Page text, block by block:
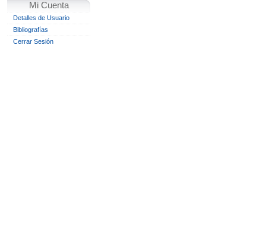
Mi Cuenta
Detalles de Usuario
Bibliografías
Cerrar Sesión